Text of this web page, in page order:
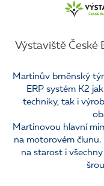
Budějovice a.s.
Martinův brněnský
ERP systém K2
techniky, tak i
Martinovou hlavní
na motorovém člunu.
na starost i